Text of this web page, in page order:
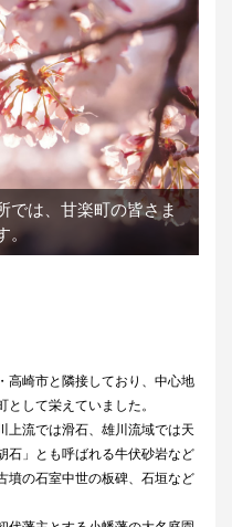
では、 甘楽町の皆さま
。
高崎市と隣接しており、中心地
して栄えていました。
上流では滑石、雄川流域では天
石」とも呼ばれる牛伏砂岩など
墳の石室中世の板碑、石垣など